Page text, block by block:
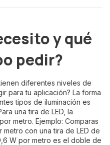
y qué
pedir?
diferentes niveles de
para tu aplicación? La forma
tipos de iluminación es
una tira de LED, la
metro. Ejemplo: Comparas
con una tira de LED de
W por metro es el doble de